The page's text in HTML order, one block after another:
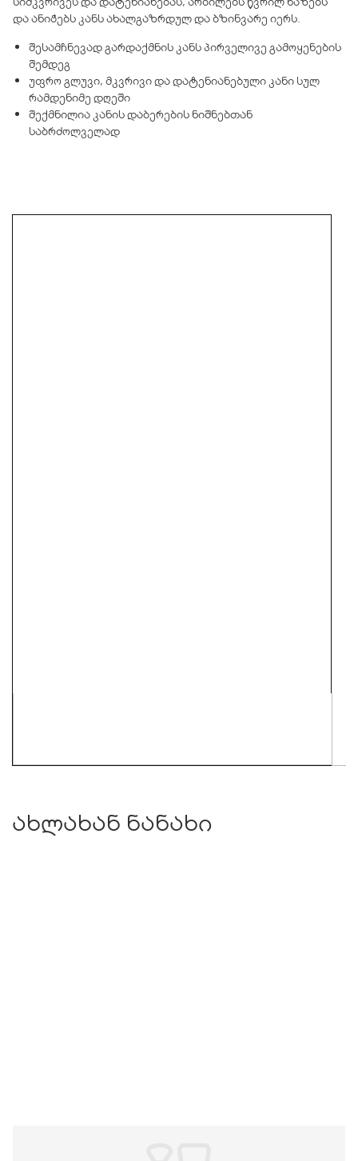
და ანიჭებს კანს ახალგაზრდულ და ბზინვარე იერს.
შესამჩნევად გარდაქმნის კანს პირველივე გამოყენების
შემდეგ
უფრო გლუვი, მკვრივი და დატენიანებული კანი სულ
რამდენიმე დღეში
შექმნილია კანის დაბერების ნიშნებთან
საბრძოლველად
ახლახან ნანახი